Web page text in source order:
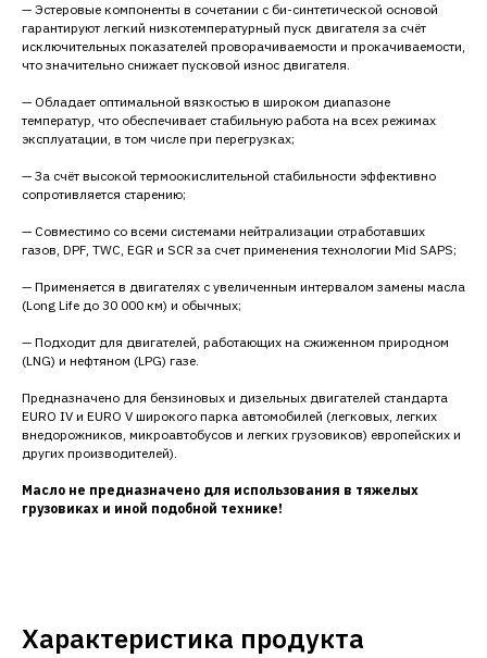
— Эстеровые компоненты в сочетании с би-синтетической основой
гарантируют легкий низкотемпературный пуск двигателя за счёт
исключительных показателей проворачиваемости и прокачиваемости,
что значительно снижает пусковой износ двигателя.
— Обладает оптимальной вязкостью в широком диапазоне
температур, что обеспечивает стабильную работа на всех режимах
эксплуатации, в том числе при перегрузках;
— За счёт высокой термоокислительной стабильности эффективно
сопротивляется старению;
— Совместимо со всеми системами нейтрализации отработавших
газов, DPF, TWC, EGR и SCR за счет применения технологии Mid SAPS;
— Применяется в двигателях с увеличенным интервалом замены масла
(Long Life до 30 000 км) и обычных;
— Подходит для двигателей, работающих на сжиженном природном
(LNG) и нефтяном (LPG) газе.
Предназначено для бензиновых и дизельных двигателей стандарта
EURO IV и EURO V широкого парка автомобилей (легковых, легких
внедорожников, микроавтобусов и легких грузовиков) европейских и
других производителей).
Масло не предназначено для использования в тяжелых
грузовиках и иной подобной технике!
Характеристика продукта